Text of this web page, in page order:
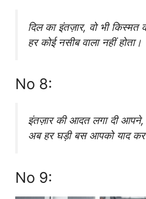
दिल का इंतज़ार, वो भी किस्मत
हर कोई नसीब वाला नहीं होता।
No 8:
इंतज़ार की आदत लगा दी आपने,
अब हर घड़ी बस आपको याद
No 9: